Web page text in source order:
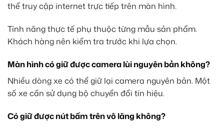
thể truy cập internet trực tiếp trên màn hình.
Tính năng thực tế phụ thuộc từng mẫu sản phẩm.
Khách hàng nên kiểm tra trước khi lựa chọn.
Màn hình có giữ được camera lùi nguyên bản không?
Nhiều dòng xe có thể giữ lại camera nguyên bản. Một
số xe cần sử dụng bộ chuyển đổi tín hiệu.
Có giữ được nút bấm trên vô lăng không?